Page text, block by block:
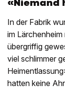
«Niemand
In der Fabrik
im
übergriffig
viel schlimmer
hatten keine